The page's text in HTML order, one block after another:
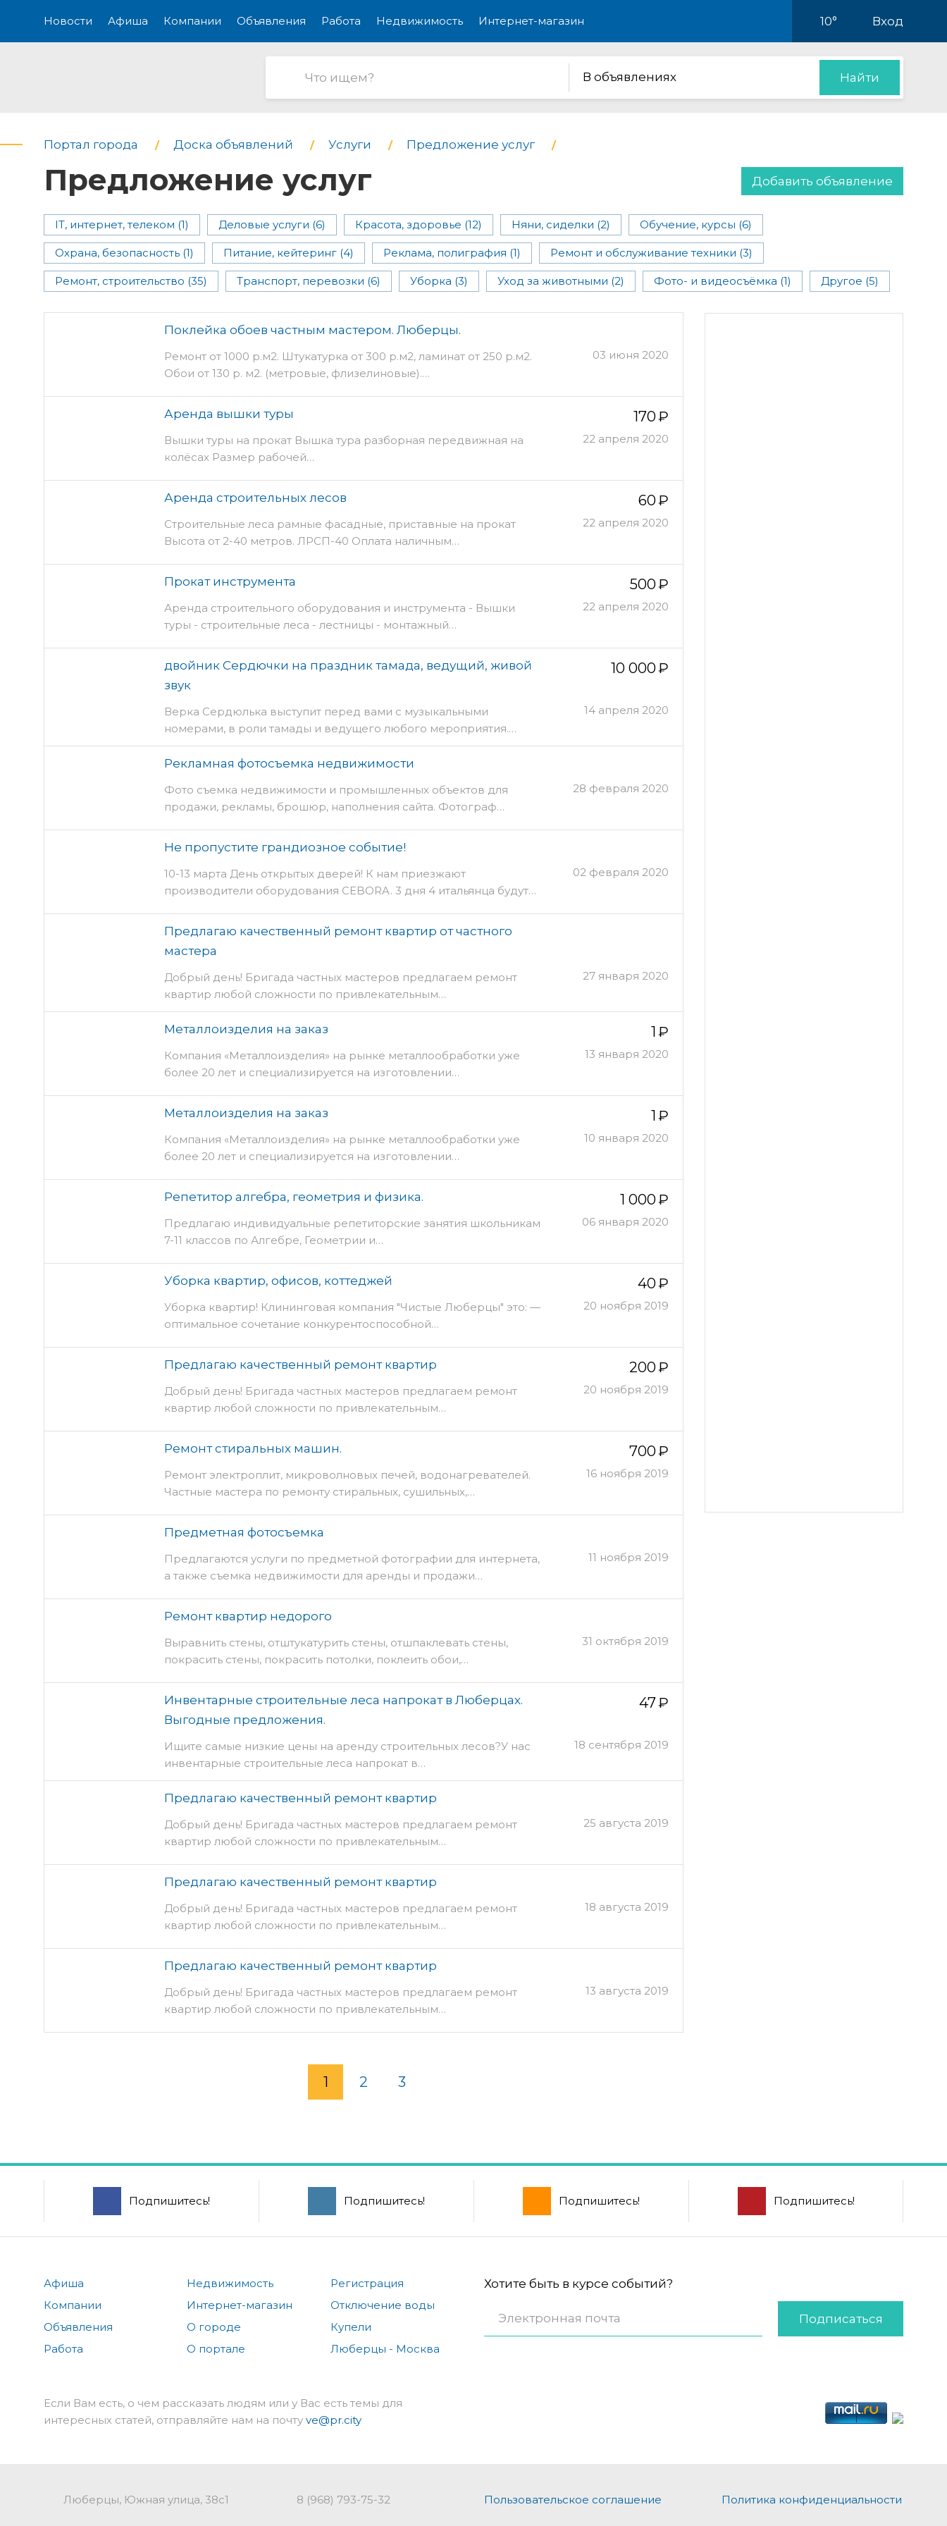
Новости Афиша Компании Объявления Работа Недвижимость Интернет-магазин 10° Вход
В объявлениях Найти
Портал города Доска объявлений Услуги Предложение услуг
Предложение услуг Добавить объявление
IT, интернет, телеком (1) Деловые услуги (6) Красота, здоровье (12) Няни, сиделки (2) Обучение, курсы (6)
Охрана, безопасность (1) Питание, кейтеринг (4) Реклама, полиграфия (1) Ремонт и обслуживание техники (3)
Ремонт, строительство (35) Транспорт, перевозки (6) Уборка (3) Уход за животными (2) Фото- и видеосъёмка (1) Другое (5)
Поклейка обоев частным мастером. Люберцы.
Ремонт от 1000 р.м2. Штукатурка от 300 р.м2, ламинат от 250 р.м2.
Обои от 130 р. м2. (метровые, флизелиновые).…
03 июня 2020
Аренда вышки туры 170
Вышки туры на прокат Вышка тура разборная передвижная на
колёсах Размер рабочей…
22 апреля 2020
Аренда строительных лесов 60
Строительные леса рамные фасадные, приставные на прокат
Высота от 2-40 метров. ЛРСП-40 Оплата наличным…
22 апреля 2020
Прокат инструмента 500
Аренда строительного оборудования и инструмента - Вышки
туры - строительные леса - лестницы - монтажный…
22 апреля 2020
двойник Сердючки на праздник тамада, ведущий, живой
звук
10 000
Верка Сердюлька выступит перед вами с музыкальными
номерами, в роли тамады и ведущего любого мероприятия.…
14 апреля 2020
Рекламная фотосъемка недвижимости
Фото съемка недвижимости и промышленных объектов для
продажи, рекламы, брошюр, наполнения сайта. Фотограф…
28 февраля 2020
Не пропустите грандиозное событие!
10-13 марта День открытых дверей! К нам приезжают
производители оборудования CEBORA. 3 дня 4 итальянца будут…
02 февраля 2020
Предлагаю качественный ремонт квартир от частного
мастера
Добрый день! Бригада частных мастеров предлагаем ремонт
квартир любой сложности по привлекательным…
27 января 2020
Металлоизделия на заказ 1
Компания «Металлоизделия» на рынке металлообработки уже
более 20 лет и специализируется на изготовлении…
13 января 2020
Металлоизделия на заказ 1
Компания «Металлоизделия» на рынке металлообработки уже
более 20 лет и специализируется на изготовлении…
10 января 2020
Репетитор алгебра, геометрия и физика. 1 000
Предлагаю индивидуальные репетиторские занятия школьникам
7-11 классов по Алгебре, Геометрии и…
06 января 2020
Уборка квартир, офисов, коттеджей 40
Уборка квартир! Клининговая компания "Чистые Люберцы" это: —
оптимальное сочетание конкурентоспособной…
20 ноября 2019
Предлагаю качественный ремонт квартир 200
Добрый день! Бригада частных мастеров предлагаем ремонт
квартир любой сложности по привлекательным…
20 ноября 2019
Ремонт стиральных машин. 700
Ремонт электроплит, микроволновых печей, водонагревателей.
Частные мастера по ремонту стиральных, сушильных,…
16 ноября 2019
Предметная фотосъемка
Предлагаются услуги по предметной фотографии для интернета,
а также съемка недвижимости для аренды и продажи…
11 ноября 2019
Ремонт квартир недорого
Выравнить стены, отштукатурить стены, отшпаклевать стены,
покрасить стены, покрасить потолки, поклеить обои,…
31 октября 2019
Инвентарные строительные леса напрокат в Люберцах.
Выгодные предложения.
47
Ищите самые низкие цены на аренду строительных лесов?У нас
инвентарные строительные леса напрокат в…
18 сентября 2019
Предлагаю качественный ремонт квартир
Добрый день! Бригада частных мастеров предлагаем ремонт
квартир любой сложности по привлекательным…
25 августа 2019
Предлагаю качественный ремонт квартир
Добрый день! Бригада частных мастеров предлагаем ремонт
квартир любой сложности по привлекательным…
18 августа 2019
Предлагаю качественный ремонт квартир
Добрый день! Бригада частных мастеров предлагаем ремонт
квартир любой сложности по привлекательным…
13 августа 2019
1 2 3
Подпишитесь! Подпишитесь! Подпишитесь! Подпишитесь!
Афиша
Компании
Объявления
Работа
Недвижимость
Интернет-магазин
О городе
О портале
Регистрация
Отключение воды
Купели
Люберцы - Москва
Хотите быть в курсе событий?
Подписаться
Если Вам есть, о чем рассказать людям или у Вас есть темы для
интересных статей, отправляйте нам на почту ve@pr.city
Люберцы, Южная улица, 38с1 8 (968) 793-75-32 Пользовательское соглашение Политика конфиденциальности